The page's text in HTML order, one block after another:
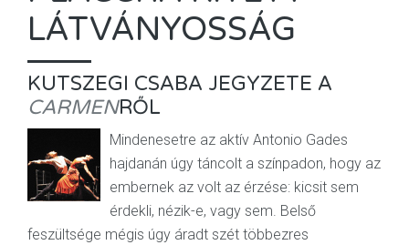
LÁTVÁNYOSSÁG
KUTSZEGI CSABA JEGYZETE A
CARMENRŐL
Mindenesetre az aktív Antonio Gades
hajdanán úgy táncolt a színpadon, hogy az
embernek az volt az érzése: kicsit sem
érdekli, nézik-e, vagy sem. Belső
feszültsége mégis úgy áradt szét többezres